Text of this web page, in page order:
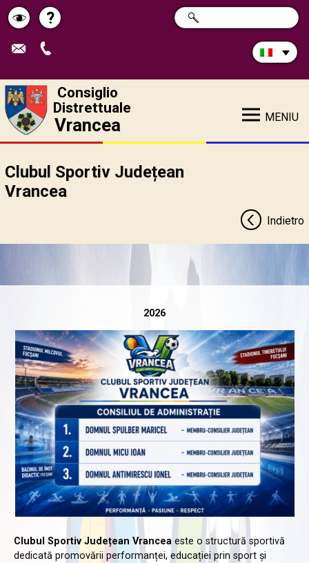
Schimbă
contrastul
Pagina
de
?
Cerca
nel
RICERCA
Consiglio
Distrettuale
Vrancea MENIU
Clubul Sportiv Județean
Vrancea
Indietro
2026
Clubul Sportiv Județean Vrancea este o structură sportivă
dedicată promovării performanței, educației prin sport și